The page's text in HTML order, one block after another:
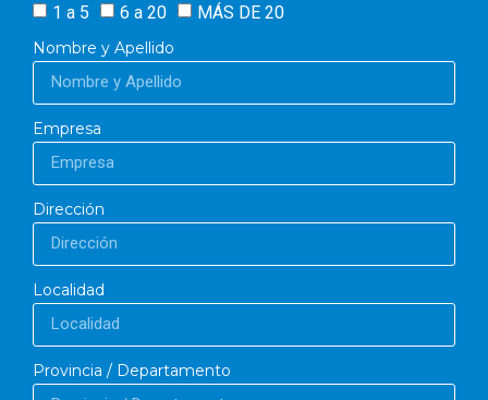
1 a 5 6 a 20 MÁS DE 20
Nombre y Apellido
Empresa
Dirección
Localidad
Provincia / Departamento